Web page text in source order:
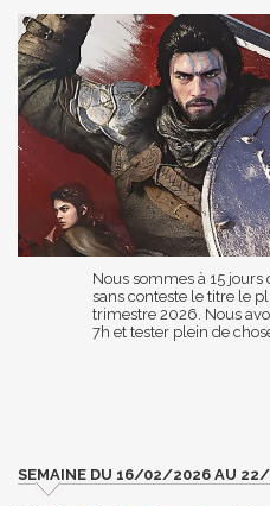
Nous sommes à 15 jours
sans conteste le titre le
trimestre 2026. Nous
7h et tester plein de
SEMAINE DU 16/02/2026 AU